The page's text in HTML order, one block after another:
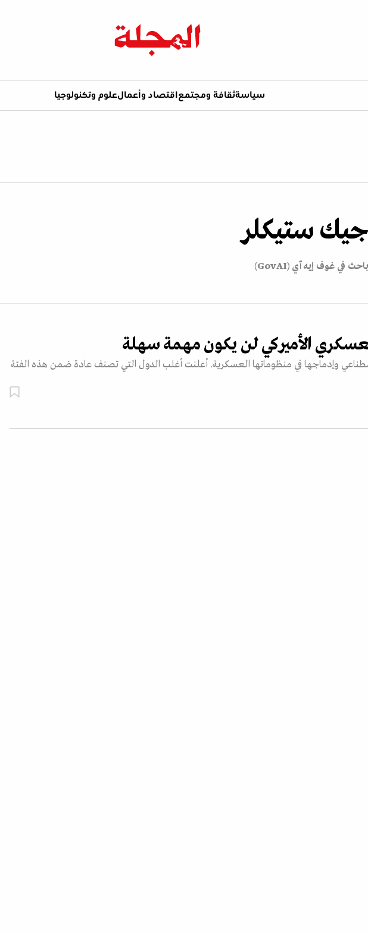
سياسةثقافة ومجتمع اقتصاد وأعمالعلوم وتكنولوجيا
جيك ستيكلر
باحث في غوف إيه آي (GovAI
)
الأميركي لن يكون مهمة سهلة
وإدماجها في منظوماتها العسكرية. أعلنت أغلب الدول التي تصنف عادة ضمن هذه الفئة